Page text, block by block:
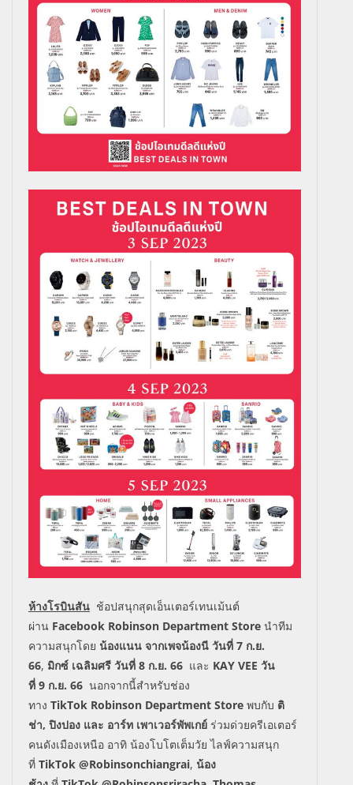
ห้างโรบินสัน ช้อปสนุกสุดเอ็นเตอร์เทนเม้นต์
ผ่าน Facebook Robinson Department Store นำทีม
ความสนุกโดย น้องแนน จากเพจน้องนี วันที่ 7 ก.ย.
66, มิกซ์ เฉลิมศรี วันที่ 8 ก.ย. 66 และ KAY VEE วัน
ที่ 9 ก.ย. 66 นอกจากนี้สำหรับช่อง
ทาง TikTok Robinson Department Store พบกับ ติ
ช่า, ปิงปอง และ อาร์ท เพาเวอร์พัพเกย์ ร่วมด่วยครีเอเตอร์
คนดังเมืองเหนือ อาทิ น้องโบโตเต็มวัย ไลฟ์ความสนุก
ที่ TikTok @Robinsonchiangrai, น้อง